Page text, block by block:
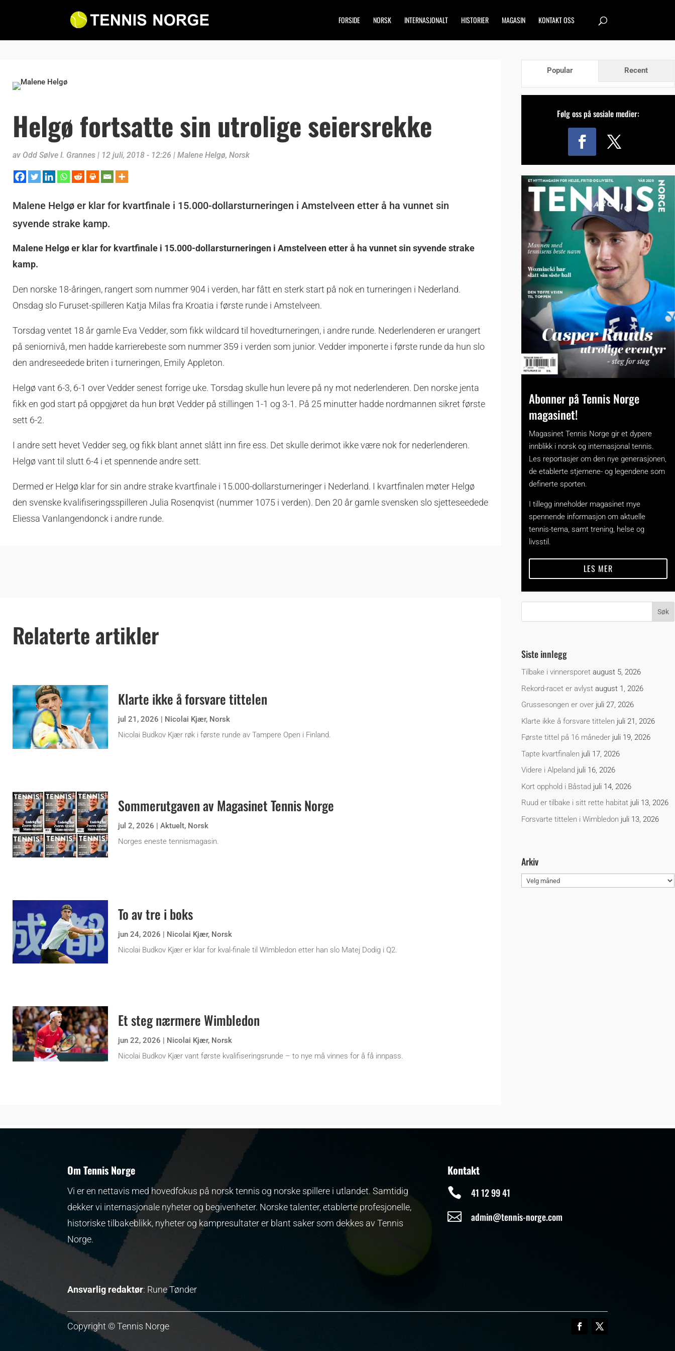
FORSIDE NORSK INTERNASJONALT HISTORIER MAGASIN KONTAKT OSS
Helgø fortsatte sin utrolige seiersrekke
av Odd Sølve I. Grannes | 12 juli, 2018 - 12:26 | Malene Helgø, Norsk
Malene Helgø er klar for kvartfinale i 15.000-dollarsturneringen i Amstelveen etter å ha vunnet sin
syvende strake kamp.
Malene Helgø er klar for kvartfinale i 15.000-dollarsturneringen i Amstelveen etter å ha vunnet sin syvende strake
kamp.
Den norske 18-åringen, rangert som nummer 904 i verden, har fått en sterk start på nok en turneringen i Nederland.
Onsdag slo Furuset-spilleren Katja Milas fra Kroatia i første runde i Amstelveen.
Torsdag ventet 18 år gamle Eva Vedder, som fikk wildcard til hovedturneringen, i andre runde. Nederlenderen er urangert
på seniornivå, men hadde karrierebeste som nummer 359 i verden som junior. Vedder imponerte i første runde da hun slo
den andreseedede briten i turneringen, Emily Appleton.
Helgø vant 6-3, 6-1 over Vedder senest forrige uke. Torsdag skulle hun levere på ny mot nederlenderen. Den norske jenta
fikk en god start på oppgjøret da hun brøt Vedder på stillingen 1-1 og 3-1. På 25 minutter hadde nordmannen sikret første
sett 6-2.
I andre sett hevet Vedder seg, og fikk blant annet slått inn fire ess. Det skulle derimot ikke være nok for nederlenderen.
Helgø vant til slutt 6-4 i et spennende andre sett.
Dermed er Helgø klar for sin andre strake kvartfinale i 15.000-dollarsturneringer i Nederland. I kvartfinalen møter Helgø
den svenske kvalifiseringsspilleren Julia Rosenqvist (nummer 1075 i verden). Den 20 år gamle svensken slo sjetteseedede
Eliessa Vanlangendonck i andre runde.
Relaterte artikler
Klarte ikke å forsvare tittelen
jul 21, 2026 | Nicolai Kjær, Norsk
Nicolai Budkov Kjær røk i første runde av Tampere Open i Finland.
Sommerutgaven av Magasinet Tennis Norge
jul 2, 2026 | Aktuelt, Norsk
Norges eneste tennismagasin.
To av tre i boks
jun 24, 2026 | Nicolai Kjær, Norsk
Nicolai Budkov Kjær er klar for kval-finale til WImbledon etter han slo Matej Dodig i Q2.
Et steg nærmere Wimbledon
jun 22, 2026 | Nicolai Kjær, Norsk
Nicolai Budkov Kjær vant første kvalifiseringsrunde – to nye må vinnes for å få innpass.
Popular Recent
Følg oss på sosiale medier:
Abonner på Tennis Norge
magasinet!
Magasinet Tennis Norge gir et dypere
innblikk i norsk og internasjonal tennis.
Les reportasjer om den nye generasjonen,
de etablerte stjernene- og legendene som
definerte sporten.
I tillegg inneholder magasinet mye
spennende informasjon om aktuelle
tennis-tema, samt trening, helse og
livsstil.
LES MER
Siste innlegg
Tilbake i vinnersporet august 5, 2026
Rekord-racet er avlyst august 1, 2026
Grussesongen er over juli 27, 2026
Klarte ikke å forsvare tittelen juli 21, 2026
Første tittel på 16 måneder juli 19, 2026
Tapte kvartfinalen juli 17, 2026
Videre i Alpeland juli 16, 2026
Kort opphold i Båstad juli 14, 2026
Ruud er tilbake i sitt rette habitat juli 13, 2026
Forsvarte tittelen i Wimbledon juli 13, 2026
Arkiv
Arkiv
Om Tennis Norge
Vi er en nettavis med hovedfokus på norsk tennis og norske spillere i utlandet. Samtidig
dekker vi internasjonale nyheter og begivenheter. Norske talenter, etablerte profesjonelle,
historiske tilbakeblikk, nyheter og kampresultater er blant saker som dekkes av Tennis
Norge.
Ansvarlig redaktør: Rune Tønder
Kontakt
 41 12 99 41
 admin@tennis-norge.com
Copyright © Tennis Norge